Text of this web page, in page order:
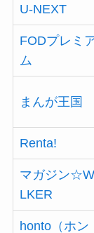
U-NEXT
FODプレミ
ム
まんが王国
Renta!
マガジン
LKER
honto（ホン